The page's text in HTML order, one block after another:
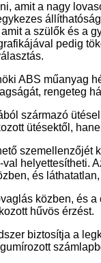
amit a nagy
a szülők és a
pedig
ABS műanyag
rengeteg
származó
ütésektől,
szemellenzőjét
helyettesítheti.
és
közben, és
hűvös érzést.
biztosítja a